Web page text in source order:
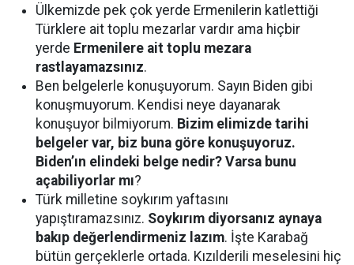
Ülkemizde pek çok yerde Ermenilerin katlettiği
Türklere ait toplu mezarlar vardır ama hiçbir
yerde Ermenilere ait toplu mezara
rastlayamazsınız.
Ben belgelerle konuşuyorum. Sayın Biden gibi
konuşmuyorum. Kendisi neye dayanarak
konuşuyor bilmiyorum. Bizim elimizde tarihi
belgeler var, biz buna göre konuşuyoruz.
Biden’ın elindeki belge nedir? Varsa bunu
açabiliyorlar mı?
Türk milletine soykırım yaftasını
yapıştıramazsınız. Soykırım diyorsanız aynaya
bakıp değerlendirmeniz lazım. İşte Karabağ
bütün gerçeklerle ortada. Kızılderili meselesini hiç